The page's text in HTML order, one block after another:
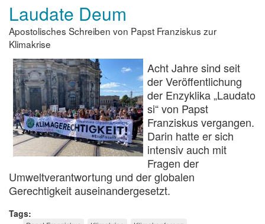
Laudate Deum
Apostolisches Schreiben von Papst Franziskus zur
Klimakrise
Acht Jahre sind seit
der Veröffentlichung
der Enzyklika „Laudato
si“ von Papst
Franziskus vergangen.
Darin hatte er sich
intensiv auch mit
Fragen der
Umweltverantwortung und der globalen
Gerechtigkeit auseinandergesetzt.
Tags